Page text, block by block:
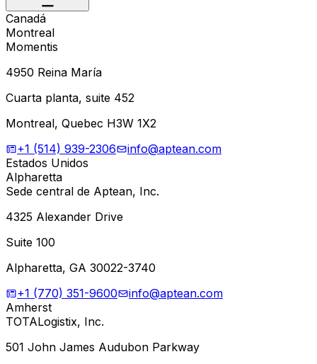
Canadá
Montreal
Momentis
4950 Reina María
Cuarta planta, suite 452
Montreal, Quebec H3W 1X2
+1 (514) 939-2306
info@aptean.com
Estados Unidos
Alpharetta
Sede central de Aptean, Inc.
4325 Alexander Drive
Suite 100
Alpharetta, GA 30022-3740
+1 (770) 351-9600
info@aptean.com
Amherst
TOTALogistix, Inc.
501 John James Audubon Parkway